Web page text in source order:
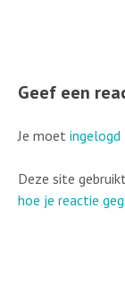
Geef een
Je moet ingelogd
Deze site
hoe je reactie